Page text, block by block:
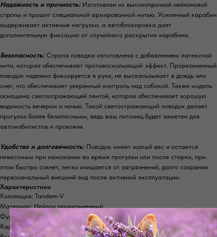
Надежность и прочность: Изготовлен из высокопрочной нейлоновой
стропы и прошит специальной армированной нитью. Усиленный карабин
выдерживает активные нагрузки, а автоблокировка дает
дополнительную фиксацию от случайного раскрытия карабина.
Безопасность: Стропа поводка изготовлена с добавлением латексной
нити, которая обеспечивает противоскользящий эффект. Прорезиненный
поводок надежно фиксируется в руке, не выскальзывает в дождь или
снег, что обеспечивает уверенный контроль над собакой. Также модель
оснащена светоотражающей лентой, которая обеспечивает хорошую
видимость вечером и ночью. Такой светоотражающий поводок делает
прогулки более безопасными, ведь ваш питомец будет заметен для
автомобилистов и прохожих.
Удобство и долговечность: Поводок имеет малый вес и остается
невесомым при намокании во время прогулки или после стирки, при
этом быстро сохнет, легко очищается от загрязнений, долго сохраняя
первоначальный внешний вид после активной эксплуатации.
Характеристики
Коллекция: Tandem-V
Материал: Нейлон прорезиненный
Фурнитура: Черный
Карабин: Авиационный алюминий